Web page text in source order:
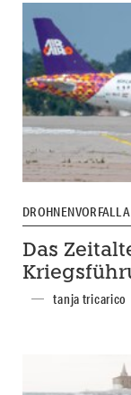
DROHNENVORFALL
Das
tanja tricarico